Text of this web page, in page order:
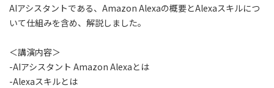
AIアシスタントである、Amazon Alexaの概要とAlexaスキルにつ
いて仕組みを含め、解説しました。
＜講演内容＞
-AIアシスタント Amazon Alexaとは
-Alexaスキルとは